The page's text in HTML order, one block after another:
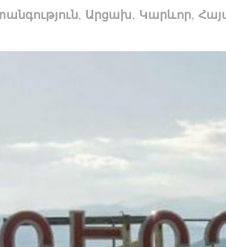
, Արցախ, Կարևոր,